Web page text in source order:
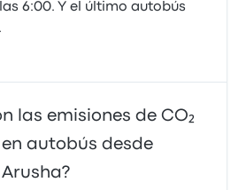
6:00. Y el último autobús
las emisiones de CO₂
autobús desde